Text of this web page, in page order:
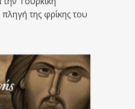
της φρίκης του